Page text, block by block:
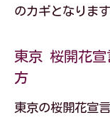
のカギとなります
東京 桜開花宣
方
東京の桜開花宣